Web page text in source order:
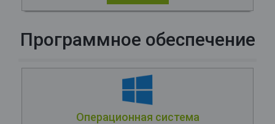
Программное обеспечение
Операционная система